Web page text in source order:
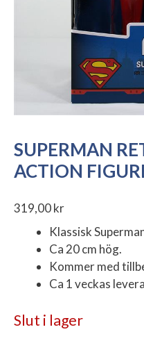
SUPERMAN
ACTION
319,00kr
Klassisk
Ca 20 cm hög.
Kommer med
Ca 1 veckas
Slut i lager